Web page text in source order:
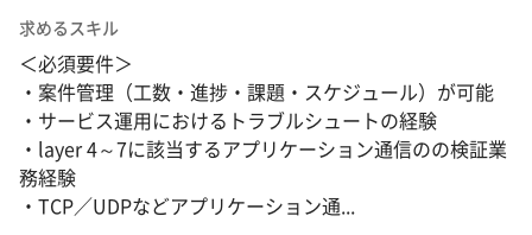
求めるスキル
＜必須要件＞
・案件管理（工数・進捗・課題・スケジュール）が可能
・サービス運用におけるトラブルシュートの経験
・layer 4～7に該当するアプリケーション通信のの検証業
務経験
・TCP／UDPなどアプリケーション通...